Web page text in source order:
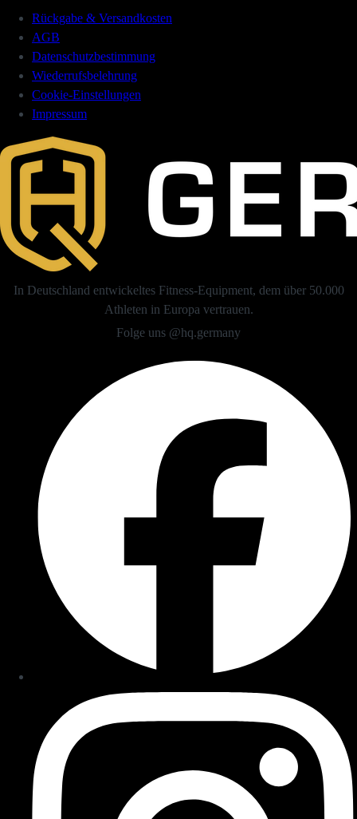
Rückgabe & Versandkosten
AGB
Datenschutzbestimmung
Wiederrufsbelehrung
Cookie-Einstellungen
Impressum
In Deutschland entwickeltes Fitness-Equipment, dem über 50.000
Athleten in Europa vertrauen.
Folge uns @hq.germany